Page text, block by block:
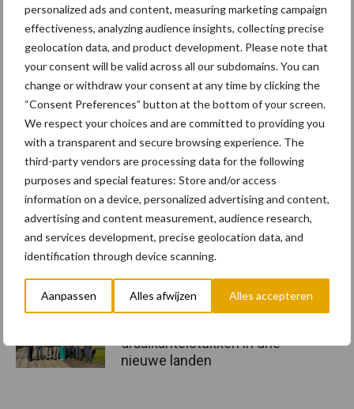
personalized ads and content, measuring marketing campaign
effectiveness, analyzing audience insights, collecting precise
geolocation data, and product development. Please note that
your consent will be valid across all our subdomains. You can
change or withdraw your consent at any time by clicking the
“Consent Preferences” button at the bottom of your screen.
We respect your choices and are committed to providing you
with a transparent and secure browsing experience. The
third-party vendors are processing data for the following
purposes and special features: Store and/or access
information on a device, personalized advertising and content,
advertising and content measurement, audience research,
and services development, precise geolocation data, and
identification through device scanning.
Aanpassen Alles afwijzen Alles accepteren
Bron – bm-CAT
Speciaal voor jou! Nieuws over
graafmachines
Engcon lanceert EC02 Basic
draaikantelstukken in drie
nieuwe landen